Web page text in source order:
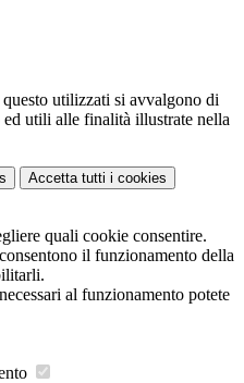
utilizzati si avvalgono di
utili alle finalità illustrate nella
Accetta tutti i cookies
quali cookie consentire.
il funzionamento della
al funzionamento potete